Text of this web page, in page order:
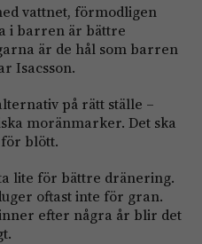
vattnet, förmodligen
i barren är bättre
är de hål som barren
Isacsson.
på rätt ställe –
moränmarker. Det ska
blött.
lite för bättre dränering.
oftast inte för gran.
efter några år blir det